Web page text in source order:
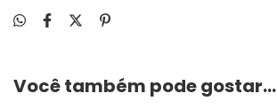
Você também pode gostar...